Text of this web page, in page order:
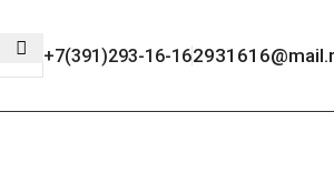
+7(391)293-16-16